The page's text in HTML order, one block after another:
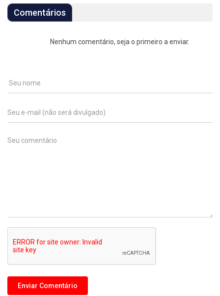
Comentários
Nenhum comentário, seja o primeiro a enviar.